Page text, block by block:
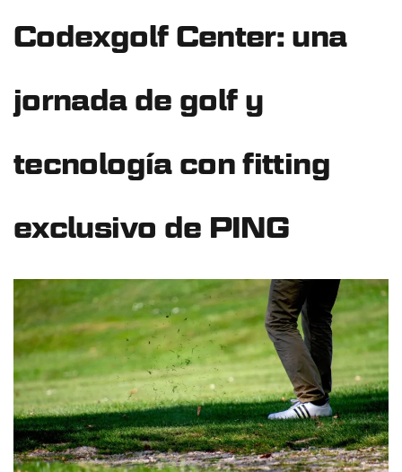
Codexgolf Center: una
jornada de golf y
tecnología con fitting
exclusivo de PING